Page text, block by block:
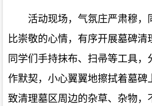
活动现场，气氛庄严肃穆，
比崇敬的心情，有序开展墓碑清
同学们手持抹布、扫帚等工具，
作默契，小心翼翼地擦拭着墓碑
致清理墓区周边的杂草、杂物，